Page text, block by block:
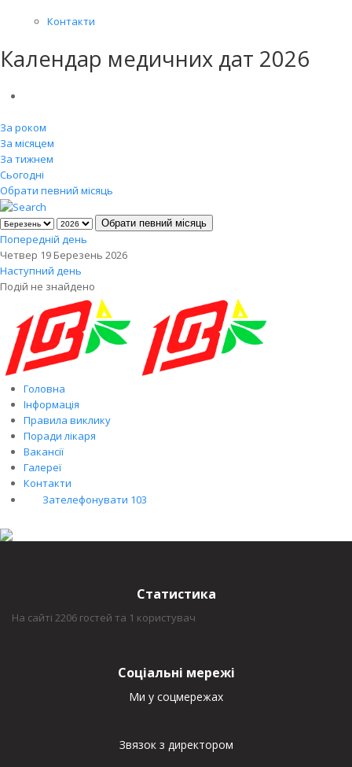
Контакти
Календар медичних дат 2026
За роком
За місяцем
За тижнем
Сьогодні
Обрати певний місяць
Обрати певний місяць
Попередній день
Четвер 19 Березень 2026
Наступний день
Подій не знайдено
Головна
Інформація
Правила виклику
Поради лікаря
Вакансії
Галереї
Контакти
Зателефонувати 103
Статистика
На сайті 2206 гостей та 1 користувач
Соціальні мережі
Ми у соцмережах
Звязок з директором